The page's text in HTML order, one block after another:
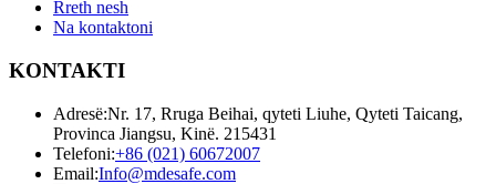
Rreth nesh
Na kontaktoni
KONTAKTI
Adresë:Nr. 17, Rruga Beihai, qyteti Liuhe, Qyteti Taicang,
Provinca Jiangsu, Kinë. 215431
Telefoni:+86 (021) 60672007
Email:Info@mdesafe.com